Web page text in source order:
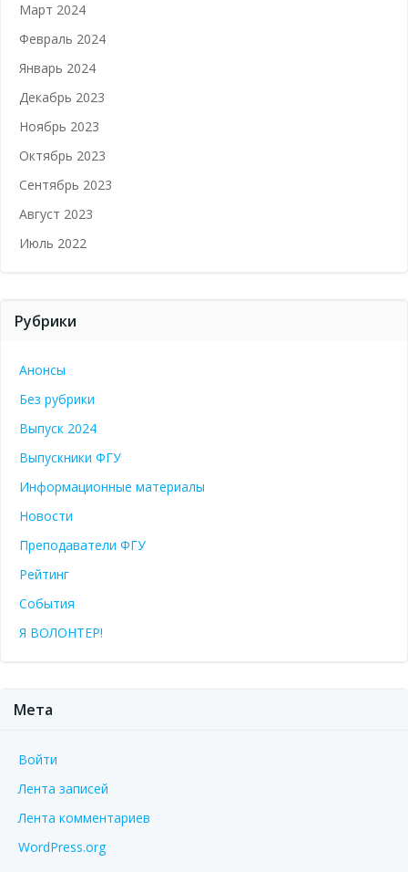
Март 2024
Февраль 2024
Январь 2024
Декабрь 2023
Ноябрь 2023
Октябрь 2023
Сентябрь 2023
Август 2023
Июль 2022
Рубрики
Анонсы
Без рубрики
Выпуск 2024
Выпускники ФГУ
Информационные материалы
Новости
Преподаватели ФГУ
Рейтинг
События
Я ВОЛОНТЕР!
Мета
Войти
Лента записей
Лента комментариев
WordPress.org